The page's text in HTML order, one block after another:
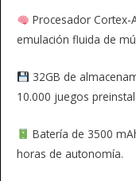
Procesador
emulación fluida de
32GB de
10.000 juegos
Batería de 3500
horas de autonomía.